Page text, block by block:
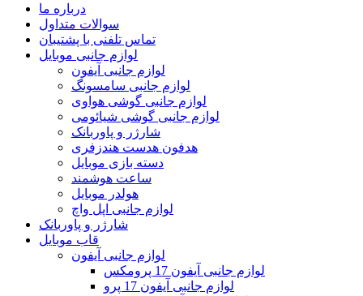
درباره ما
سوالات متداول
تماس تلفنی با پشتیبان
لوازم جانبی موبایل
لوازم جانبی آیفون
لوازم جانبی سامسونگ
لوازم جانبی گوشی هواوی
لوازم جانبی گوشی شیائومی
شارژر و پاوربانک
هدفون هدست هندزفری
دسته بازی موبایل
ساعت هوشمند
هولدر موبایل
لوازم جانبی اپل واچ
شارژر و پاوربانک
قاب موبایل
لوازم جانبی آیفون
لوازم جانبی آیفون 17 پرومکس
لوازم جانبی آیفون 17 پرو